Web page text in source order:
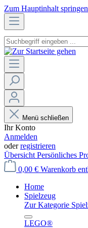
Zum Hauptinhalt springen
Menü schließen
Ihr Konto
Anmelden
oderregistrieren
Übersicht Persönliches
0,00 € Warenkorb
Home
Spielzeug
Zur Kategorie
LEGO®